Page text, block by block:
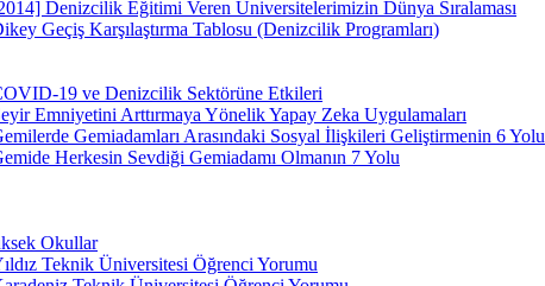
Denizcilik Eğitimi Veren Üniversitelerimizin Dünya Sıralaması
Geçiş Karşılaştırma Tablosu (Denizcilik Programları)
19 ve Denizcilik Sektörüne Etkileri
Emniyetini Arttırmaya Yönelik Yapay Zeka Uygulamaları
Gemiadamları Arasındaki Sosyal İlişkileri Geliştirmenin 6 Yolu
Herkesin Sevdiği Gemiadamı Olmanın 7 Yolu
Okullar
Teknik Üniversitesi Öğrenci Yorumu